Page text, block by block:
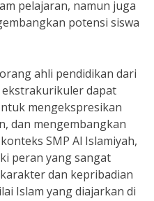
pelajaran, namun juga
potensi siswa
ahli pendidikan dari
dapat
mengekspresikan
dan mengembangkan
SMP Al Islamiyah,
peran yang sangat
dan kepribadian
Islam yang diajarkan di